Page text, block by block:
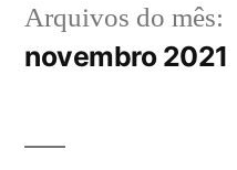
Arquivos do mês:
novembro 2021